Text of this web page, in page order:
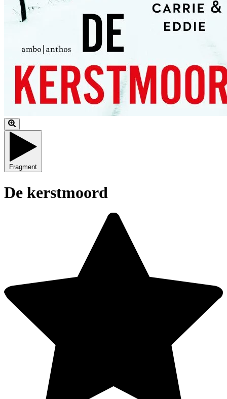
Fragment
De kerstmoord